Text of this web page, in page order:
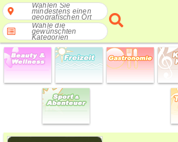
Wählen Sie
mindestens einen
geografischen Ort
Wähle die
gewünschten
Kategorien